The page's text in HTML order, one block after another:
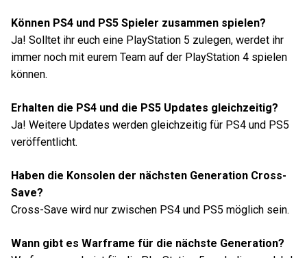
Können PS4 und PS5 Spieler zusammen spielen?
Ja! Solltet ihr euch eine PlayStation 5 zulegen, werdet ihr
immer noch mit eurem Team auf der PlayStation 4 spielen
können.
Erhalten die PS4 und die PS5 Updates gleichzeitig?
Ja! Weitere Updates werden gleichzeitig für PS4 und PS5
veröffentlicht.
Haben die Konsolen der nächsten Generation Cross-
Save?
Cross-Save wird nur zwischen PS4 und PS5 möglich sein.
Wann gibt es Warframe für die nächste Generation?